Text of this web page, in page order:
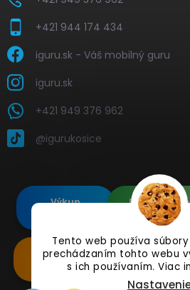
Tento web používa
prechádzaním tohto webu
s ich používaním. Viac
+421 944 174 434
iguru.sk - Váš mobilný guru
iguru.sk
+421 949 376 962
@igurukosice
Výkup
Renovované
Apple's
Renovované
Samsung's
Doplnkové
Príslušenstvo